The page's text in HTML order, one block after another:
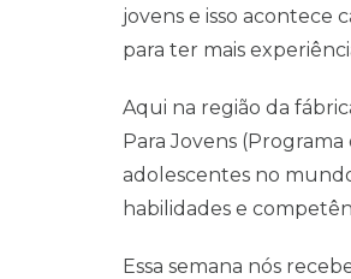
jovens e isso acontece
para ter mais
Aqui na região da
Para Jovens
adolescentes no
habilidades e
Essa semana nós